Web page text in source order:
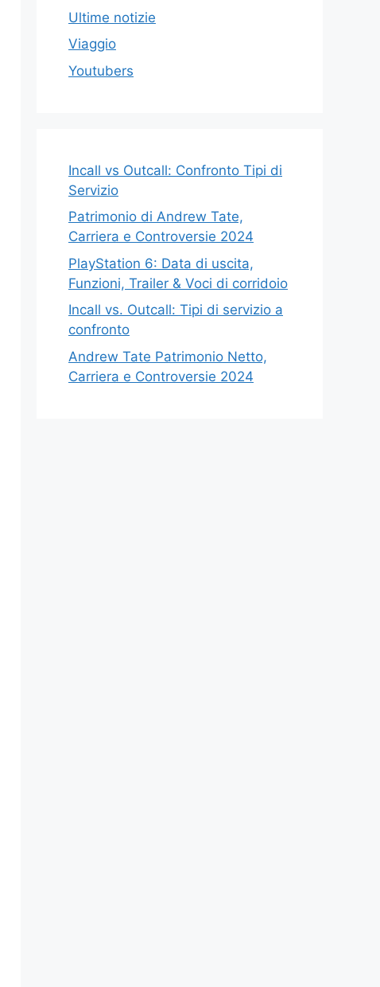
Ultime notizie
Viaggio
Youtubers
Incall vs Outcall: Confronto Tipi di
Servizio
Patrimonio di Andrew Tate,
Carriera e Controversie 2024
PlayStation 6: Data di uscita,
Funzioni, Trailer & Voci di corridoio
Incall vs. Outcall: Tipi di servizio a
confronto
Andrew Tate Patrimonio Netto,
Carriera e Controversie 2024